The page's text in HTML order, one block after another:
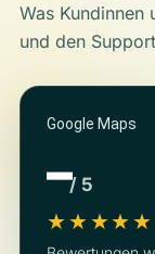
Was Kundinnen
und den
Google Maps
–/ 5
★★★★★